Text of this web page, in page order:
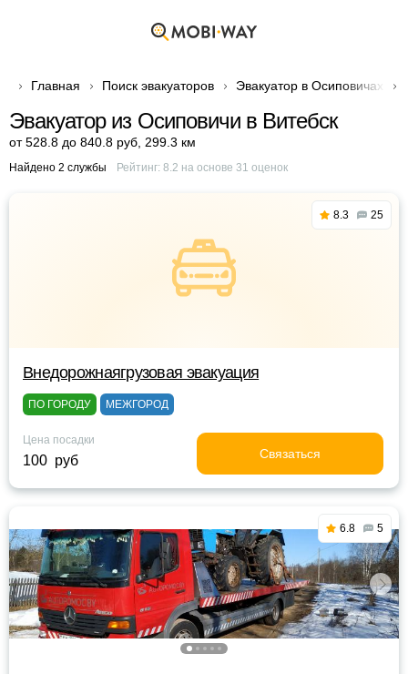
Главная Поиск эвакуаторов Эвакуатор в Осиповичах
Эвакуатор из Осиповичи в Витебск
от 528.8 до 840.8 руб 299.3 км
Найдено 2 службы Рейтинг: 8.2 на основе 31 оценок
8.3 25
Внедорожнаягрузовая эвакуация
ПО ГОРОДУ МЕЖГОРОД
Цена посадки
100 руб Связаться
6.8 5